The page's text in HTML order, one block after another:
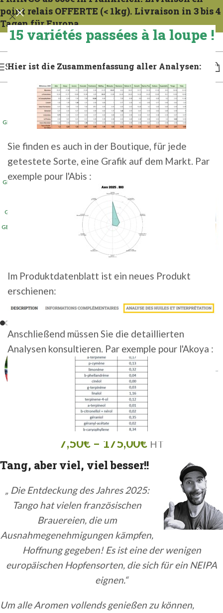
15 variétés passées à la loupe !
Hier ist die Zusammenfassung aller Analysen:
Sie finden es auch in der Boutique, für jede
getestete Sorte, eine Grafik auf dem Markt. Par
exemple pour l'Abis :
Im Produktdatenblatt ist ein neues Produkt
erschienen:
Anschließend müssen Sie die detaillierten
Analysen konsultieren. Par exemple pour l'Akoya :
point relais OFFERTE (< 1kg). Livraison in 3 bis 4
Tagen für Europa.
Expeditionen zu allen Mercredis. Gießen Sie das französische Gericht 1 bis 2 Tage
lang. Für 3 bis 4 Tage in Europa gießen.
SPEISEKARTE
GER 100G 2025(5+)
GER 1KG 2024
GER 1KG 2025
GER 500G 2024 (2+)
GER 5KG 2024
GER 5KG 2025
TANGO • BIO
7,50€ – 175,00€ HT
Tang, aber viel, viel besser!!
„ Die Entdeckung des Jahres 2025:
Tango hat vielen französischen
Brauereien, die um
Ausnahmegenehmigungen kämpfen,
Hoffnung gegeben! Es ist eine der wenigen
europäischen Hopfensorten, die sich für ein NEIPA
eignen.“
Um alle Aromen vollends genießen zu können,